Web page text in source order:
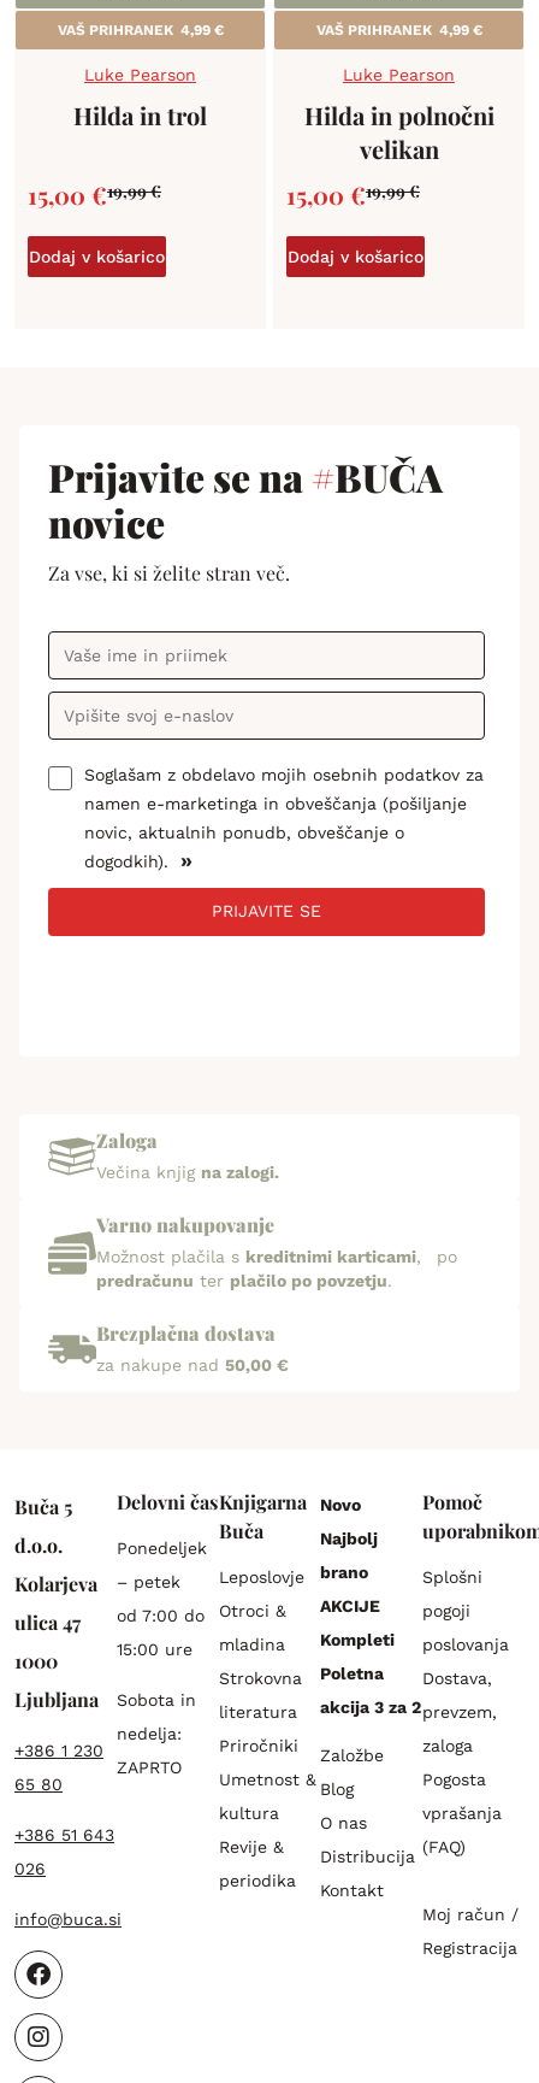
VAŠ PRIHRANEK 4,99 €
Luke Pearson
Hilda in trol
19,99€
15,00 €
Dodaj v košarico
VAŠ PRIHRANEK 4,99 €
Luke Pearson
Hilda in polnočni
velikan
19,99€
15,00 €
Dodaj v košarico
Prijavite se na#BUČA
novice
Za vse, ki si želite stran več.
Soglašam z obdelavo mojih osebnih podatkov za
namen e-marketinga in obveščanja (pošiljanje
novic, aktualnih ponudb, obveščanje o
dogodkih).
»
PRIJAVITE SE
Zaloga
Večina knjig na zalogi.
Varno nakupovanje
Možnost plačila s kreditnimi karticami, po
predračunu ter plačilo po povzetju.
Brezplačna dostava
za nakupe nad 50,00 €
Buča 5
d.o.o.
Kolarjeva
ulica 47
1000
Ljubljana
+386 1 230
65 80
+386 51 643
026
info@buca.si
Delovni čas
Ponedeljek
– petek
od 7:00 do
15:00 ure
Sobota in
nedelja:
ZAPRTO
Knjigarna
Buča
Leposlovje
Otroci &
mladina
Strokovna
literatura
Priročniki
Umetnost &
kultura
Revije &
periodika
Novo
Najbolj
brano
AKCIJE
Kompleti
Poletna
akcija 3 za 2
Založbe
Blog
O nas
Distribucija
Kontakt
Pomoč
Splošni
pogoji
poslovanja
Dostava,
prevzem,
zaloga
Pogosta
vprašanja
(FAQ)
Moj račun /
Registracija